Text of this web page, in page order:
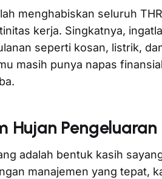
menghabiskan seluruh
kerja. Singkatnya,
seperti kosan, listrik,
masih punya napas
Hujan Pengeluaran
adalah bentuk kasih
manajemen yang tepat,